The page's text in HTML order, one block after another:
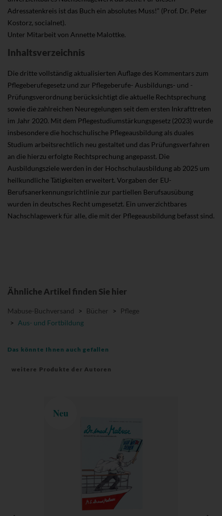
Adressatenkreis ist das Buch ein absolutes Muss!“ (Prof. Dr. Peter
Kostorz, socialnet).
Unter Mitarbeit von Annette Malottke.
Inhaltsverzeichnis
Die dritte vollständig aktualisierten Auflage des Kommentars zum
Pflegeberufegesetz und zur Pflegeberufe- Ausbildungs- und -
Prüfungsverordnung berücksichtigt die aktuelle Rechtsprechung
sowie die zahlreichen Neuregelungen seit dem ersten Inkrafttreten
im Jahr 2020. Mit dem Pflegestudiumstärkungsgesetz (2023) wurde
insbesondere die hochschulische Pflegeausbildung als duales
Studium arbeitsrechtlich neu gestaltet und das Prüfungsverfahren
an die hierzu erfolgte Rechtsprechung angepasst. Die
Ausbildungsziele werden in der Hochschulausbildung ab 2025 um
heilkundliche Tätigkeiten erweitert. Vorgaben der EU-
Berufsanerkennungsrichtlinie zur partiellen Berufsausübung
wurden in deutsches Recht umgesetzt. Ein unverzichtbares
Nachschlagewerk für alle, die mit der Pflegeausbildung befasst sind.
Ähnliche Artikel finden Sie hier
Mabuse-Buchversand > Bücher >
Pflege
> Aus- und Fortbildung
Das könnte Ihnen auch gefallen
weitere Produkte der Autoren
Neu